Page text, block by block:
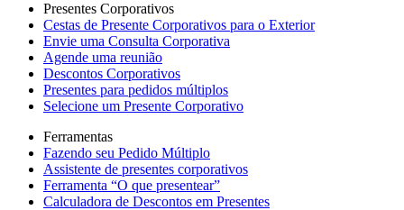
Presentes Corporativos
Cestas de Presente Corporativos para o Exterior
Envie uma Consulta Corporativa
Agende uma reunião
Descontos Corporativos
Presentes para pedidos múltiplos
Selecione um Presente Corporativo
Ferramentas
Fazendo seu Pedido Múltiplo
Assistente de presentes corporativos
Ferramenta “O que presentear”
Calculadora de Descontos em Presentes